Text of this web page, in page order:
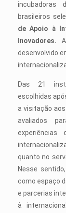
incubadoras
brasileiros
de Apoio à
Inovadores.
desenvolvido
Das 21
escolhidas
a visitação
avaliados
quanto no
Nesse
como espaço
e parcerias
à